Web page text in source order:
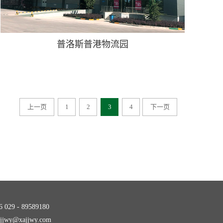
普洛斯普港物流园
上一页 1 2 3 4 下一页
029 - 89589180